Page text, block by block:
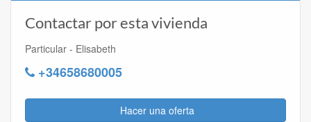
Contactar por esta vivienda
Particular - Elisabeth
+34658680005
Hacer una oferta